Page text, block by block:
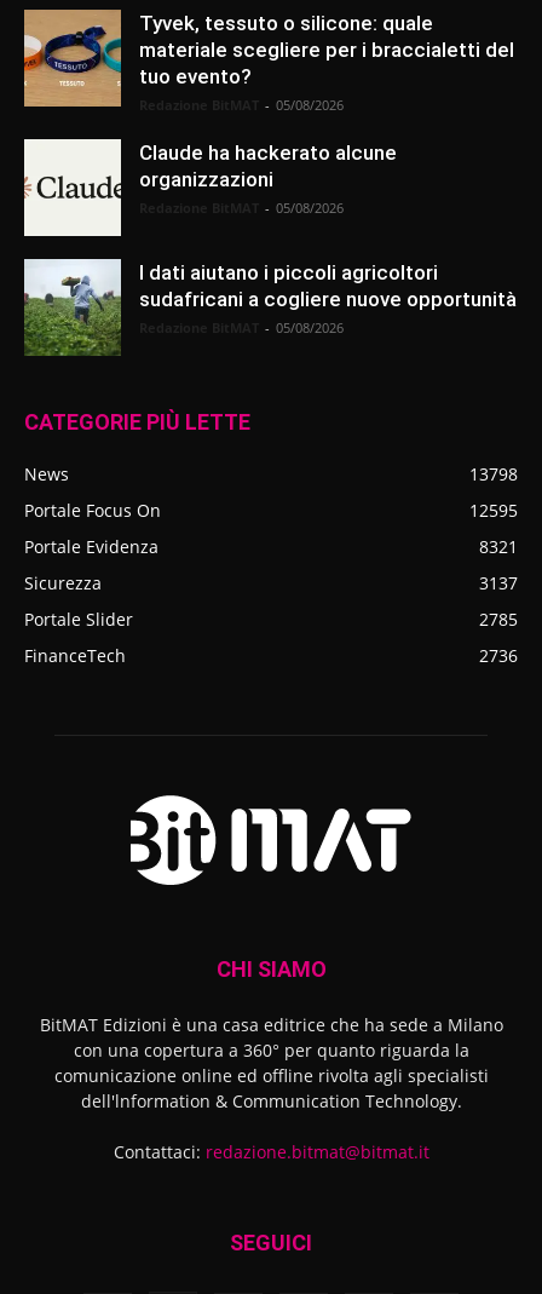
Tyvek, tessuto o silicone: quale
materiale scegliere per i braccialetti del
tuo evento?
- 05/08/2026
Claude ha hackerato alcune
organizzazioni
- 05/08/2026
I dati aiutano i piccoli agricoltori
sudafricani a cogliere nuove opportunità
- 05/08/2026
CATEGORIE PIÙ LETTE
News
13798
Portale Focus On
12595
Portale Evidenza
8321
Sicurezza
3137
Portale Slider
2785
FinanceTech
2736
CHI SIAMO
BitMAT Edizioni è una casa editrice che ha sede a Milano
con una copertura a 360° per quanto riguarda la
comunicazione online ed offline rivolta agli specialisti
dell'lnformation & Communication Technology.
Contattaci: redazione.bitmat@bitmat.it
SEGUICI